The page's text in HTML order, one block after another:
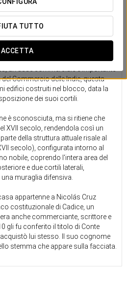
TUTTO
ACCETTA
nel cuore del
Commercio delle Indie, questa
edifici costruiti nel blocco, data la
dei suoi cortili.
è sconosciuta, ma si ritiene che
XVII secolo, rendendola così un
della struttura attuale risale al
secolo), configurata intorno al
nobile, coprendo l'intera area del
e due cortili laterali,
muraglia difensiva.
appartenne a Nicolás Cruz
costituzionale di Cadice, un
anche commerciante, scrittore e
gli fu conferito il titolo di Conte
lui stesso. Il suo cognome
stemma che appare sulla facciata.